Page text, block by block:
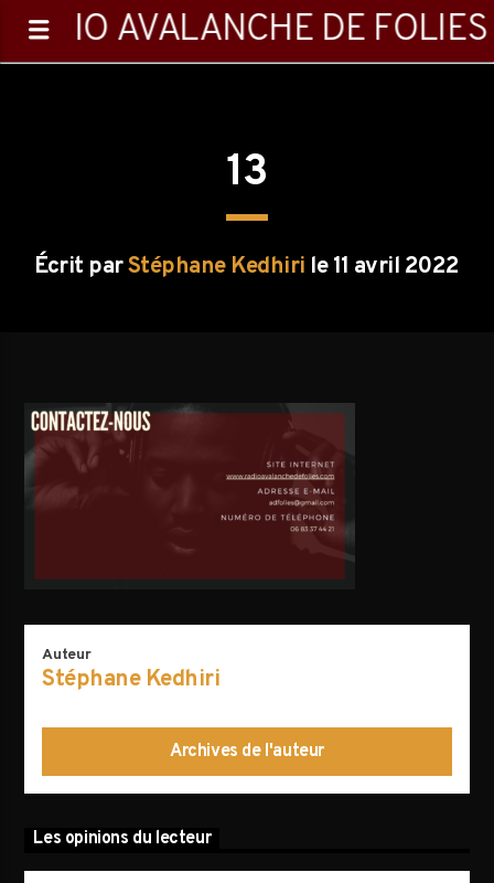
RADIO AVALANCHE DE FOLIES
0:00
Emission en cours
Playlist
13
Écrit parStéphane Kedhiri le 11 avril 2022
Auteur
Stéphane Kedhiri
Archives de l'auteur
Les opinions du lecteur